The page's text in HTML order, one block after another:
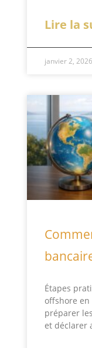
Lire la
janvier 2, 2026
Étapes
offshore
préparer
et déclarer